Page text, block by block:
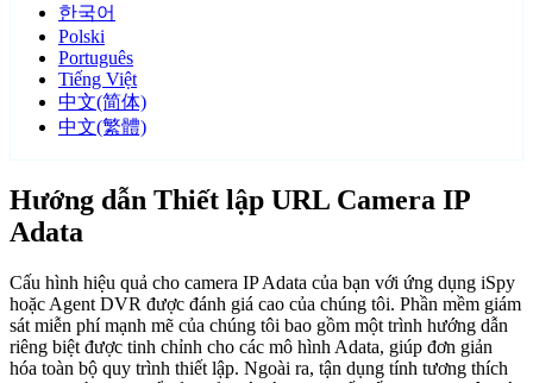
한국어
Polski
Português
Tiếng Việt
中文(简体)
中文(繁體)
Hướng dẫn Thiết lập URL Camera IP
Adata
Cấu hình hiệu quả cho camera IP Adata của bạn với ứng dụng iSpy
hoặc Agent DVR được đánh giá cao của chúng tôi. Phần mềm giám
sát miễn phí mạnh mẽ của chúng tôi bao gồm một trình hướng dẫn
riêng biệt được tinh chỉnh cho các mô hình Adata, giúp đơn giản
hóa toàn bộ quy trình thiết lập. Ngoài ra, tận dụng tính tương thích